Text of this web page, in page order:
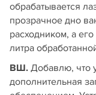
обрабатывается
прозрачное дно
расходником, а
литра
ВШ. Добавлю, что
дополнительная